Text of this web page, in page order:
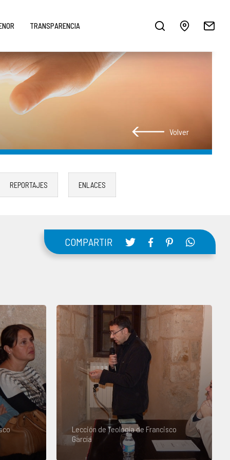
TRANSPARENCIA
Volver
REPORTAJES ENLACES
COMPARTIR
Lección de Teología de Francisco
García